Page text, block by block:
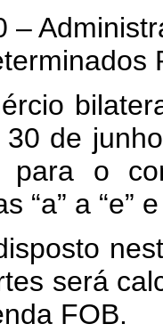
–
de
o
“a” a “e”
será
FOB.